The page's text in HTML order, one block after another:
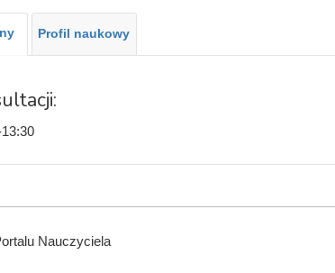
Profil naukowy
Nauczyciela